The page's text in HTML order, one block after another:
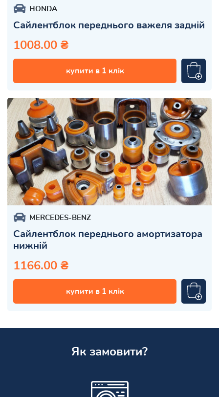
HONDA
Сайлентблок переднього важеля задній
1008.00 ₴
купити в 1 клік
MERCEDES-BENZ
Сайлентблок переднього амортизатора
нижній
1166.00 ₴
купити в 1 клік
Як замовити?